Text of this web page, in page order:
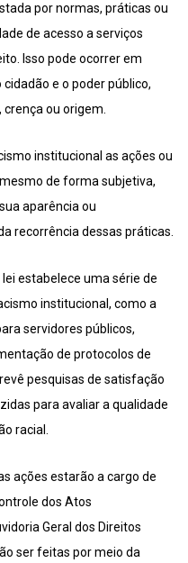
por normas, práticas ou
de acesso a serviços
Isso pode ocorrer em
e o poder público,
crença ou origem.
institucional as ações ou
de forma subjetiva,
aparência ou
recorrência dessas práticas.
estabelece uma série de
institucional, como a
servidores públicos,
de protocolos de
pesquisas de satisfação
para avaliar a qualidade
racial.
ações estarão a cargo de
dos Atos
Geral dos Direitos
ser feitas por meio da